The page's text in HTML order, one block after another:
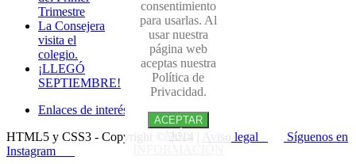
Trimestre
La Consejera
visita el
colegio.
¡LLEGÓ
SEPTIEMBRE!
Enlaces de interés
HTML5 y CSS3 - Copyright © 2014 |
Aviso legal
Síguenos en
Instagram
consentimiento
para usarlas. Al
usar nuestra
página web
aceptas nuestra
Política de
Privacidad.
ACEPTAR
MÁS